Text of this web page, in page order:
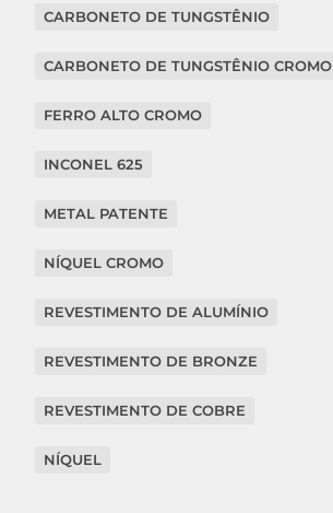
CARBONETO DE TUNGSTÊNIO
CARBONETO DE TUNGSTÊNIO CROMO
FERRO ALTO CROMO
INCONEL 625
METAL PATENTE
NÍQUEL CROMO
REVESTIMENTO DE ALUMÍNIO
REVESTIMENTO DE BRONZE
REVESTIMENTO DE COBRE
NÍQUEL